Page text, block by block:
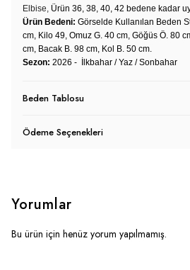
Elbise, Ürün 36, 38, 40, 42 bedene kadar
Ürün Bedeni: Görselde Kullanılan Beden
cm, Kilo 49, Omuz G. 40 cm, Göğüs Ö. 80
cm, Bacak B. 98 cm, Kol B. 50 cm.
Sezon: 2026 - İlkbahar / Yaz / Sonbahar
Beden Tablosu
Ödeme Seçenekleri
Yorumlar
Bu ürün için henüz yorum yapılmamış.